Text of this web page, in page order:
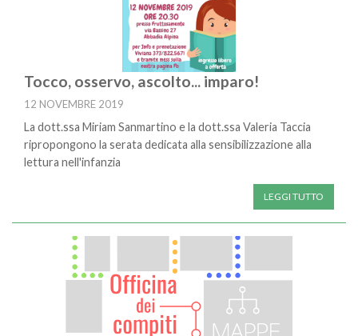
Tocco, osservo, ascolto... imparo!
12 NOVEMBRE 2019
La dott.ssa Miriam Sanmartino e la dott.ssa Valeria Taccia
ripropongono la serata dedicata alla sensibilizzazione alla
lettura nell'infanzia
LEGGI TUTTO